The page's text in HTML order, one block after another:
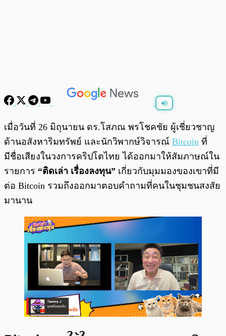
พร้อมเล่น 0:00/
เมื่อวันที่ 26 มิถุนายน ดร.โสภณ พรโชคชัย ผู้เชี่ยวชาญ
ด้านอสังหาริมทรัพย์ และนักวิพากษ์วิจารณ์ Bitcoin ที่
มีชื่อเสียงในวงการคริปโตไทย ได้ออกมาให้สัมภาษณ์ใน
รายการ “ติดเล่า เรื่องลงทุน” เกี่ยวกับมุมมองของเขาที่มี
ต่อ Bitcoin รวมถึงออกมาตอบคำถามที่คนในชุมชนสงสัย
มานาน